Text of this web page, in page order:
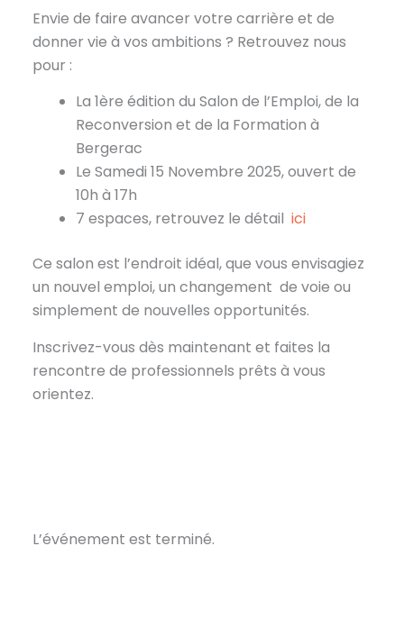
Envie de faire avancer votre carrière et de
donner vie à vos ambitions ? Retrouvez nous
pour :
La 1ère édition du Salon de l’Emploi, de la
Reconversion et de la Formation à
Bergerac
Le Samedi 15 Novembre 2025, ouvert de
10h à 17h
7 espaces, retrouvez le détail ici
Ce salon est l’endroit idéal, que vous envisagiez
un nouvel emploi, un changement de voie ou
simplement de nouvelles opportunités.
Inscrivez-vous dès maintenant et faites la
rencontre de professionnels prêts à vous
orientez.
L’événement est terminé.